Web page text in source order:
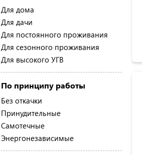
Для дома
Для дачи
Для постоянного проживания
Для сезонного проживания
Для высокого УГВ
По принципу работы
Без откачки
Принудительные
Самотечные
Энергонезависимые